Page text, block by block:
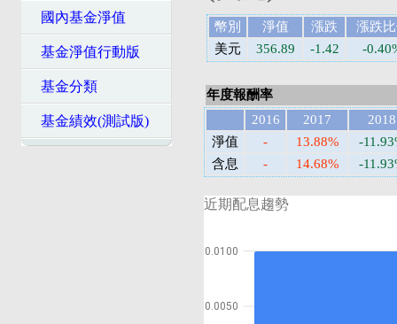
國內基金淨值
基金淨值行動版
基金分類
基金績效(測試版)
幣別 淨值 漲跌
漲跌
美元
356.89 -1.42 -
年度報酬率
2016
2017
2018
淨值
- 13.88%
-
含息
- 14.68% -
近期配息趨勢
0.0050
0.0100